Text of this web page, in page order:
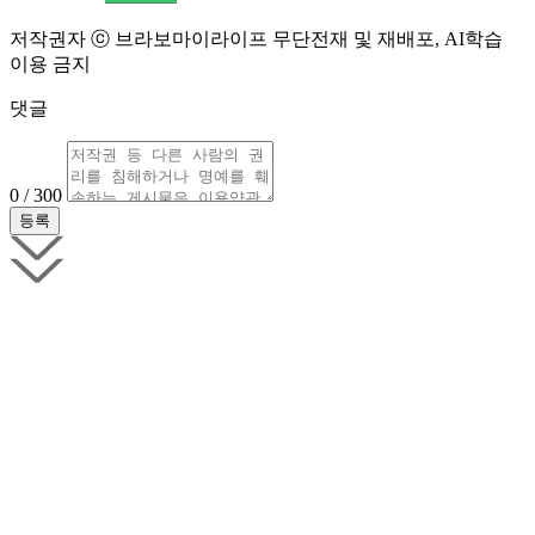
저작권자 ⓒ 브라보마이라이프 무단전재 및 재배포, AI학습
이용 금지
댓글
0 / 300